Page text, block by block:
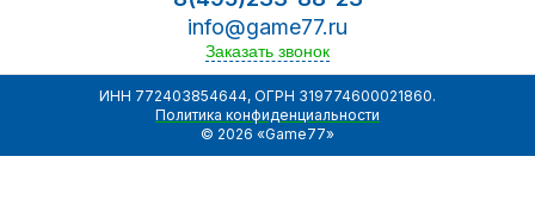
info@game77.ru
Заказать звонок
ИНН 772403854644, ОГРН 319774600021860.
Политика конфиденциальности
© 2026 «Game77»